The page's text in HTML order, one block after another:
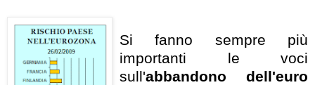
Si fanno sempre più
importanti le voci
sull'abbandono dell'euro